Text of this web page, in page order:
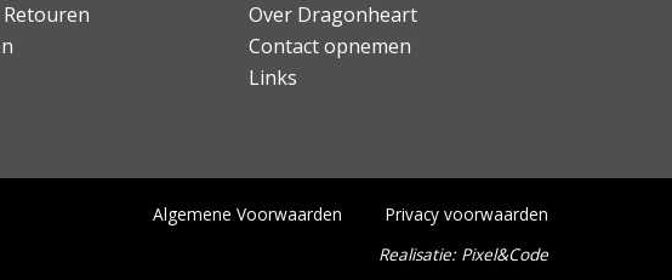
Over Dragonheart
Contact opnemen
Links
Algemene Voorwaarden
Privacy voorwaarden
Realisatie: Pixel&Code